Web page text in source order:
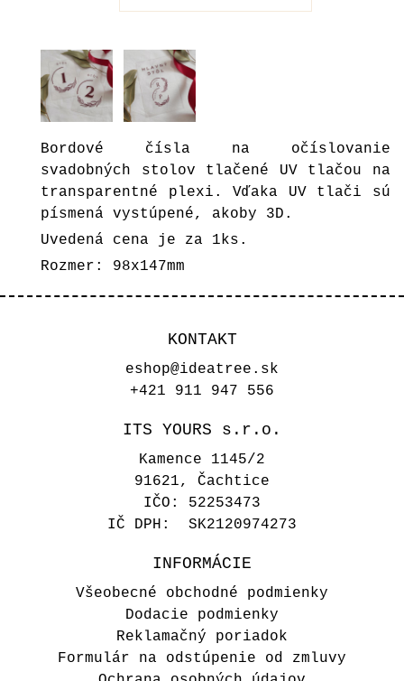
Bordové čísla na očíslovanie
svadobných stolov tlačené UV tlačou na
transparentné plexi. Vďaka UV tlači sú
písmená vystúpené, akoby 3D.
Uvedená cena je za 1ks.
Rozmer: 98x147mm
KONTAKT
eshop@ideatree.sk
+421 911 947 556
ITS YOURS s.r.o.
Kamence 1145/2
91621, Čachtice
IČO: 52253473
IČ DPH: SK2120974273
INFORMÁCIE
Všeobecné obchodné podmienky
Dodacie podmienky
Reklamačný poriadok
Formulár na odstúpenie od zmluvy